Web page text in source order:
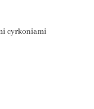
cyrkoniami